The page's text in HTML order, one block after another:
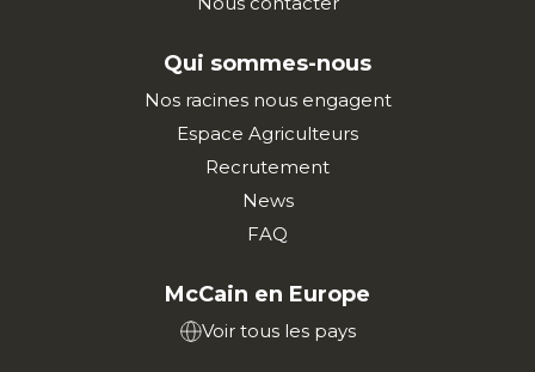
Qui sommes-nous
Nos racines nous engagent
Espace Agriculteurs
Recrutement
News
FAQ
McCain en Europe
Voir tous les pays